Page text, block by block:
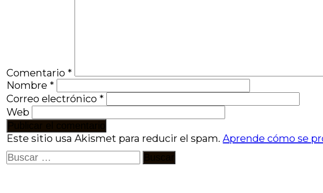
Comentario *
Nombre *
Correo electrónico *
Web
Este sitio usa Akismet para reducir el spam.Aprende cómo se
Buscar: